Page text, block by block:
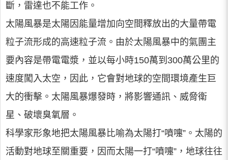
斷，雷達也不能工作。
太陽風暴是太陽因能量增加向空間釋放出的大量帶電
粒子流形成的高速粒子流。由於太陽風暴中的氣團主
要內容是帶電電漿，並以每小時150萬到300萬公里的
速度闖入太空，因此，它會對地球的空間環境產生巨
大的衝擊。太陽風暴爆發時，將影響通訊、威脅衛
星、破壞臭氧層。
科學家形象地把太陽風暴比喻為太陽打“噴嚏”。太陽的
活動對地球至關重要，因而太陽一打“噴嚏”，地球往往